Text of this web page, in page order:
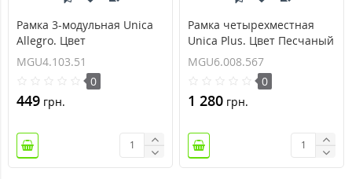
Рамка 3-модульная Unica
Allegro. Цвет
Терракотовый
MGU4.103.51
0
449 грн.
Рамка четырехместная
Unica Plus. Цвет Песчаный
MGU6.008.567
MGU6.008.567
0
1 280 грн.